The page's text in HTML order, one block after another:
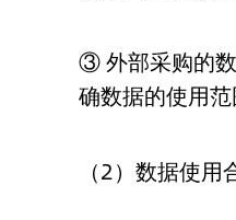
③ 外部采购的
确数据的使用
（2）数据使